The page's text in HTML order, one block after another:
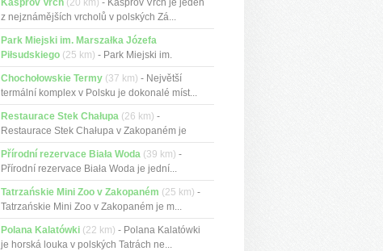
Kasprov Vrch (20 km) - Kasprov Vrch je jeden
z nejznámějších vrcholů v polských Zá...
Park Miejski im. Marszałka Józefa
Piłsudskiego (25 km) - Park Miejski im.
Marsz...
Chochołowskie Termy (37 km) - Největší
termální komplex v Polsku je dokonalé míst...
Restaurace Stek Chałupa (26 km) -
Restaurace Stek Chałupa v Zakopaném je
tradiční...
Přírodní rezervace Biała Woda (39 km) -
Přírodní rezervace Biała Woda je jední...
Tatrzańskie Mini Zoo v Zakopaném (25 km) -
Tatrzańskie Mini Zoo v Zakopaném je m...
Polana Kalatówki (22 km) - Polana Kalatówki
je horská louka v polských Tatrách ne...